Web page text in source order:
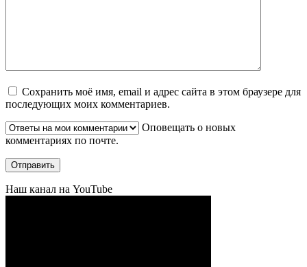
Сохранить моё имя, email и адрес сайта в этом браузере для
последующих моих комментариев.
Оповещать о новых
комментариях по почте.
Наш канал на YouTube